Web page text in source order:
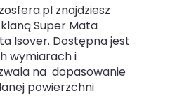
znajdziesz
Super Mata
Isover. Dostępna jest
wymiarach i
na dopasowanie
powierzchni